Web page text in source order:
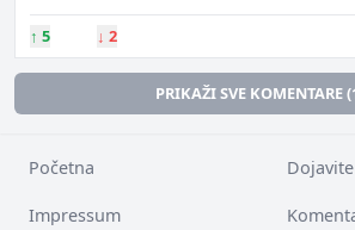
↑ 5 ↓ 2
PRIKAŽI SVE KOMENTARE
Početna
Impressum